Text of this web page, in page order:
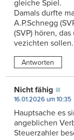
gleiche Spiel.
Damals durfte
A.P.Schnegg
(SVP) hören,
vezichten sollen.
Antworten
Nicht fähig
16.01.2026 um 10:35
Hauptsache es
angeblichen
Steuerzahler